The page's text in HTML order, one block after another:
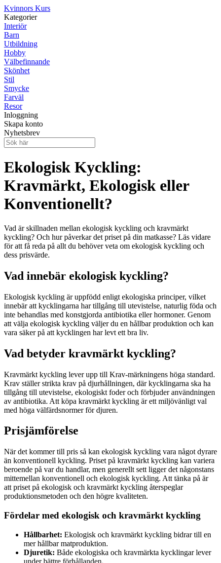
Kvinnors Kurs
Kategorier
Interiör
Barn
Utbildning
Hobby
Välbefinnande
Skönhet
Stil
Smycke
Farväl
Resor
Inloggning
Skapa konto
Nyhetsbrev
Ekologisk Kyckling:
Kravmärkt, Ekologisk eller
Konventionellt?
Vad är skillnaden mellan ekologisk kyckling och kravmärkt
kyckling? Och hur påverkar det priset på din matkasse? Läs vidare
för att få reda på allt du behöver veta om ekologisk kyckling och
dess prisvärde.
Vad innebär ekologisk kyckling?
Ekologisk kyckling är uppfödd enligt ekologiska principer, vilket
innebär att kycklingarna har tillgång till utevistelse, naturlig föda och
inte behandlas med konstgjorda antibiotika eller hormoner. Genom
att välja ekologisk kyckling väljer du en hållbar produktion och kan
vara säker på att kycklingen har levt ett bra liv.
Vad betyder kravmärkt kyckling?
Kravmärkt kyckling lever upp till Krav-märkningens höga standard.
Krav ställer strikta krav på djurhållningen, där kycklingarna ska ha
tillgång till utevistelse, ekologiskt foder och förbjuder användningen
av antibiotika. Att köpa kravmärkt kyckling är ett miljövänligt val
med höga välfärdsnormer för djuren.
Prisjämförelse
När det kommer till pris så kan ekologisk kyckling vara något dyrare
än konventionell kyckling. Priset på kravmärkt kyckling kan variera
beroende på var du handlar, men generellt sett ligger det någonstans
mittemellan konventionell och ekologisk kyckling. Att tänka på är
att priset på ekologisk och kravmärkt kyckling återspeglar
produktionsmetoden och den högre kvaliteten.
Fördelar med ekologisk och kravmärkt kyckling
Hållbarhet: Ekologisk och kravmärkt kyckling bidrar till en
mer hållbar matproduktion.
Djuretik: Både ekologiska och kravmärkta kycklingar lever
under bättre förhållanden.